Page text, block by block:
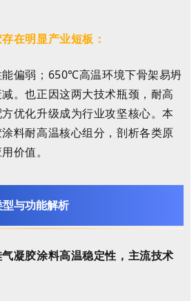
在明显产业短板：
偏弱；650℃高温环境下骨架易坍
。也正因这两大技术瓶颈，耐高
优化升级成为行业攻坚核心。本
料耐高温核心组分，剖析各类原
价值。
与功能解析
凝胶涂料高温稳定性，主流技术